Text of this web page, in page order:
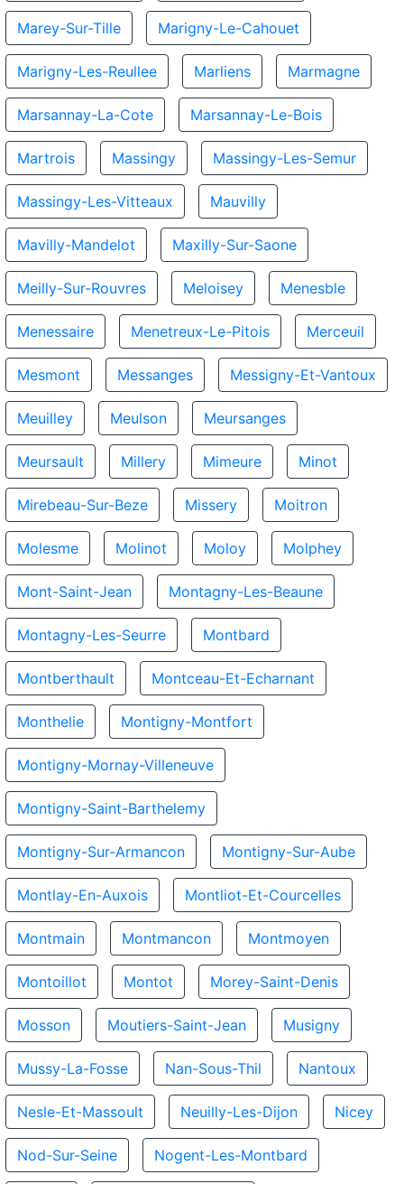
Marey-Sur-Tille Marigny-Le-Cahouet
Marigny-Les-Reullee Marliens Marmagne
Marsannay-La-Cote Marsannay-Le-Bois
Martrois Massingy Massingy-Les-Semur
Massingy-Les-Vitteaux Mauvilly
Mavilly-Mandelot Maxilly-Sur-Saone
Meilly-Sur-Rouvres Meloisey Menesble
Menessaire Menetreux-Le-Pitois Merceuil
Mesmont Messanges Messigny-Et-Vantoux
Meuilley Meulson Meursanges
Meursault Millery Mimeure Minot
Mirebeau-Sur-Beze Missery Moitron
Molesme Molinot Moloy Molphey
Mont-Saint-Jean Montagny-Les-Beaune
Montagny-Les-Seurre Montbard
Montberthault Montceau-Et-Echarnant
Monthelie Montigny-Montfort
Montigny-Mornay-Villeneuve
Montigny-Saint-Barthelemy
Montigny-Sur-Armancon Montigny-Sur-Aube
Montlay-En-Auxois Montliot-Et-Courcelles
Montmain Montmancon Montmoyen
Montoillot Montot Morey-Saint-Denis
Mosson Moutiers-Saint-Jean Musigny
Mussy-La-Fosse Nan-Sous-Thil Nantoux
Nesle-Et-Massoult Neuilly-Les-Dijon Nicey
Nod-Sur-Seine Nogent-Les-Montbard